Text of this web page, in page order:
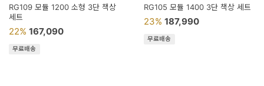
RG109 모듈 1200 소형 3단 책상
세트
22% 167,090
무료배송
RG105 모듈 1400 3단 책상 세트
23% 187,990
무료배송